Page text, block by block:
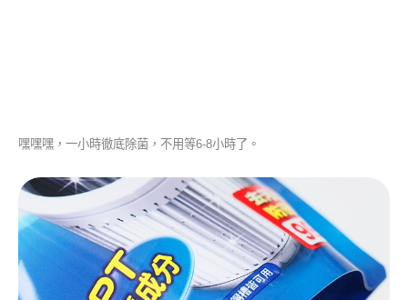
嘿嘿嘿，一小時徹底除菌，不用等6-8小時了。